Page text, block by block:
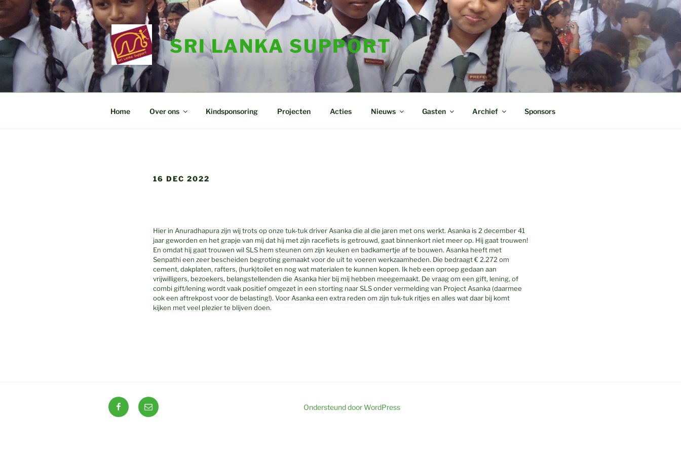
Ga
naar
de
inhoud
SRI LANKA SUPPORT
Home Over ons Kindsponsoring Projecten Acties Nieuws Gasten Archief Sponsors
16 DEC 2022
Hier in Anuradhapura zijn wij trots op onze tuk-tuk driver Asanka die al die jaren met ons werkt. Asanka is 2 december 41
jaar geworden en het grapje van mij dat hij met zijn racefiets is getrouwd, gaat binnenkort niet meer op. Hij gaat trouwen!
En omdat hij gaat trouwen wil SLS hem steunen om zijn keuken en badkamertje af te bouwen. Asanka heeft met
Senpathi een zeer bescheiden begroting gemaakt voor de uit te voeren werkzaamheden. Die bedraagt € 2.272 om
cement, dakplaten, rafters, (hurk)toilet en nog wat materialen te kunnen kopen. Ik heb een oproep gedaan aan
vrijwilligers, bezoekers, belangstellenden die Asanka hier bij mij hebben meegemaakt. De vraag om een gift, lening, of
combi gift/lening wordt vaak positief omgezet in een storting naar SLS onder vermelding van Project Asanka (daarmee
ook een aftrekpost voor de belasting!). Voor Asanka een extra reden om zijn tuk-tuk ritjes en alles wat daar bij komt
kijken met veel plezier te blijven doen.
Facebook
E-
mail
Ondersteund door WordPress